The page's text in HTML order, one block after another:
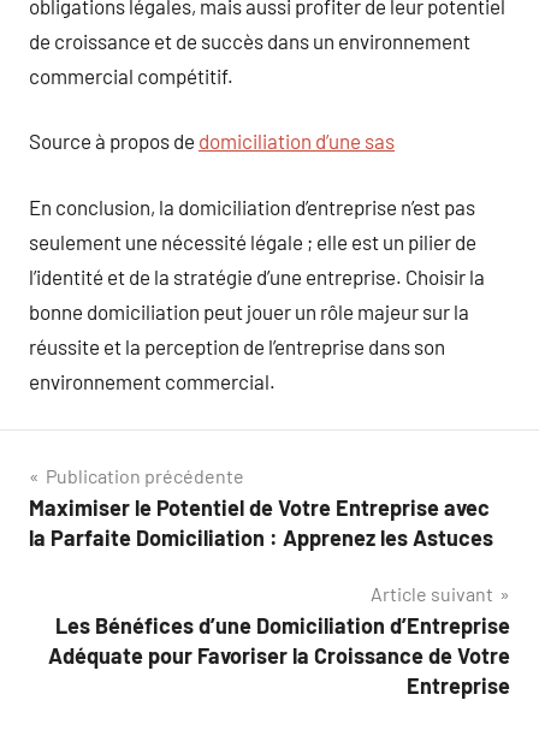
obligations légales, mais aussi profiter de leur potentiel
de croissance et de succès dans un environnement
commercial compétitif.
Source à propos de domiciliation d’une sas
En conclusion, la domiciliation d’entreprise n’est pas
seulement une nécessité légale ; elle est un pilier de
l’identité et de la stratégie d’une entreprise. Choisir la
bonne domiciliation peut jouer un rôle majeur sur la
réussite et la perception de l’entreprise dans son
environnement commercial.
Navigation
de
Publication précédente
Maximiser le Potentiel de Votre Entreprise avec
la Parfaite Domiciliation : Apprenez les Astuces
Article suivant
Les Bénéfices d’une Domiciliation d’Entreprise
Adéquate pour Favoriser la Croissance de Votre
Entreprise